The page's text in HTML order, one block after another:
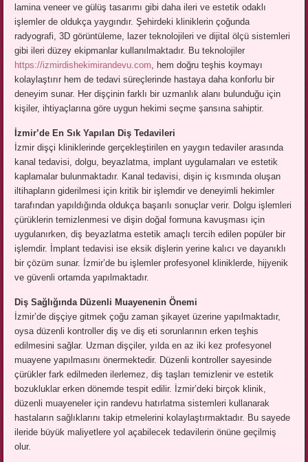
lamina veneer ve gülüş tasarımı gibi daha ileri ve estetik odaklı
işlemler de oldukça yaygındır. Şehirdeki kliniklerin çoğunda
radyografi, 3D görüntüleme, lazer teknolojileri ve dijital ölçü sistemleri
gibi ileri düzey ekipmanlar kullanılmaktadır. Bu teknolojiler
https://izmirdishekimirandevu.com, hem doğru teşhis koymayı
kolaylaştırır hem de tedavi süreçlerinde hastaya daha konforlu bir
deneyim sunar. Her dişçinin farklı bir uzmanlık alanı bulunduğu için
kişiler, ihtiyaçlarına göre uygun hekimi seçme şansına sahiptir.
İzmir’de En Sık Yapılan Diş Tedavileri
İzmir dişçi kliniklerinde gerçekleştirilen en yaygın tedaviler arasında
kanal tedavisi, dolgu, beyazlatma, implant uygulamaları ve estetik
kaplamalar bulunmaktadır. Kanal tedavisi, dişin iç kısmında oluşan
iltihapların giderilmesi için kritik bir işlemdir ve deneyimli hekimler
tarafından yapıldığında oldukça başarılı sonuçlar verir. Dolgu işlemleri
çürüklerin temizlenmesi ve dişin doğal formuna kavuşması için
uygulanırken, diş beyazlatma estetik amaçlı tercih edilen popüler bir
işlemdir. İmplant tedavisi ise eksik dişlerin yerine kalıcı ve dayanıklı
bir çözüm sunar. İzmir’de bu işlemler profesyonel kliniklerde, hijyenik
ve güvenli ortamda yapılmaktadır.
Diş Sağlığında Düzenli Muayenenin Önemi
İzmir’de dişçiye gitmek çoğu zaman şikayet üzerine yapılmaktadır,
oysa düzenli kontroller diş ve diş eti sorunlarının erken teşhis
edilmesini sağlar. Uzman dişçiler, yılda en az iki kez profesyonel
muayene yapılmasını önermektedir. Düzenli kontroller sayesinde
çürükler fark edilmeden ilerlemez, diş taşları temizlenir ve estetik
bozukluklar erken dönemde tespit edilir. İzmir’deki birçok klinik,
düzenli muayeneler için randevu hatırlatma sistemleri kullanarak
hastaların sağlıklarını takip etmelerini kolaylaştırmaktadır. Bu sayede
ileride büyük maliyetlere yol açabilecek tedavilerin önüne geçilmiş
olur.